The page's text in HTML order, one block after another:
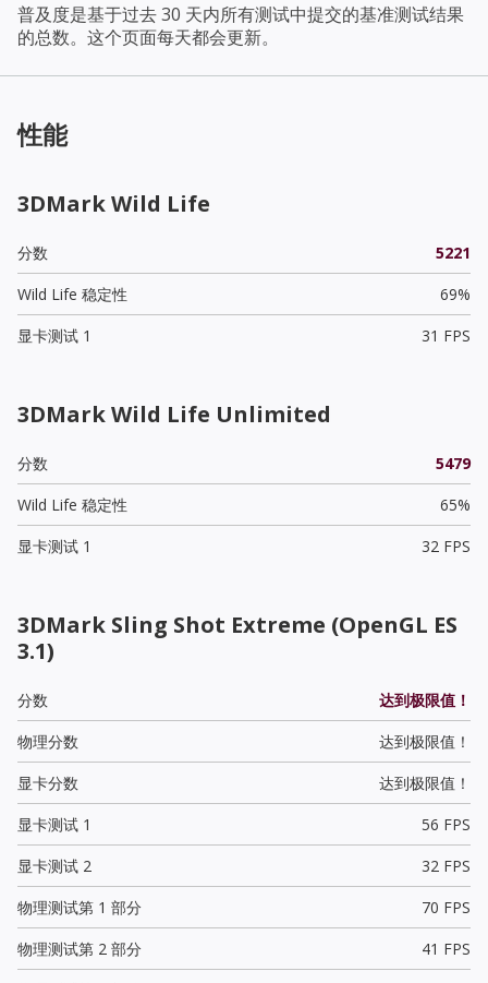
普及度是基于过去 30 天内所有测试中提交的基准测试结果
的总数。这个页面每天都会更新。
性能
3DMark Wild Life
分数
5221
Wild Life 稳定性
69%
显卡测试 1
31 FPS
3DMark Wild Life Unlimited
分数
5479
Wild Life 稳定性
65%
显卡测试 1
32 FPS
3DMark Sling Shot Extreme (OpenGL ES
3.1)
分数
达到极限值！
物理分数
达到极限值！
显卡分数
达到极限值！
显卡测试 1
56 FPS
显卡测试 2
32 FPS
物理测试第 1 部分
70 FPS
物理测试第 2 部分
41 FPS